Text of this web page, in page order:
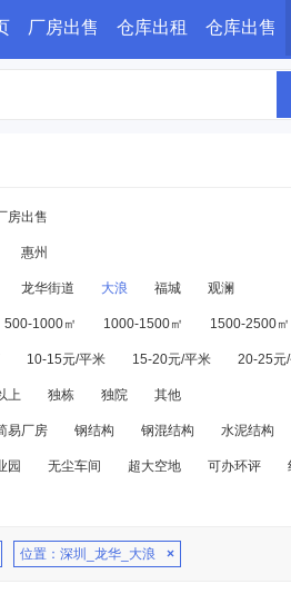
厂房出售 仓库出租 仓库出售
房出售
惠州
龙华街道 大浪 福城 观澜
500-1000㎡ 1000-1500㎡ 1500-2500㎡
10-15元/平米 15-20元/平米 20-25元
上 独栋 独院 其他
易厂房 钢结构 钢混结构 水泥结构
园 无尘车间 超大空地 可办环评
位置：深圳_龙华_大浪 ×